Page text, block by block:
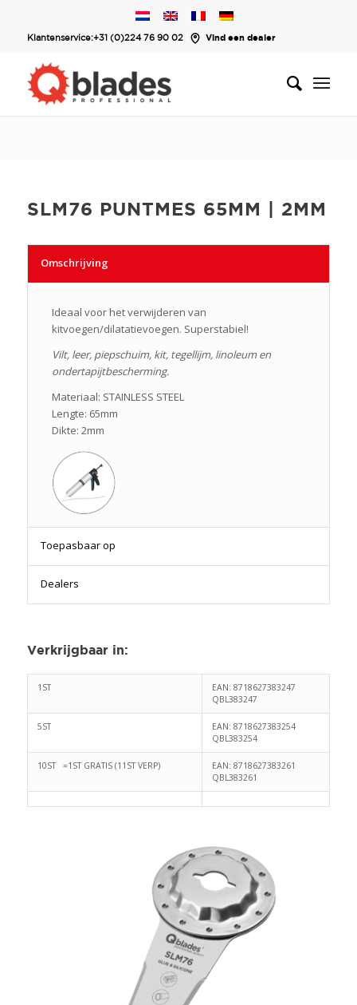
Klantenservice:+31 (0)224 76 90 02 Vind een dealer
SLM76 PUNTMES 65MM | 2MM
Omschrijving
Ideaal voor het verwijderen van
kitvoegen/dilatatievoegen. Superstabiel!
Vilt, leer, piepschuim, kit, tegellijm, linoleum en
ondertapijtbescherming.
Materiaal: STAINLESS STEEL
Lengte: 65mm
Dikte: 2mm
Toepasbaar op
Dealers
Verkrijgbaar in:
1ST
EAN: 8718627383247
QBL383247
5ST
EAN: 8718627383254
QBL383254
10ST =1ST GRATIS (11ST VERP)
EAN: 8718627383261
QBL383261